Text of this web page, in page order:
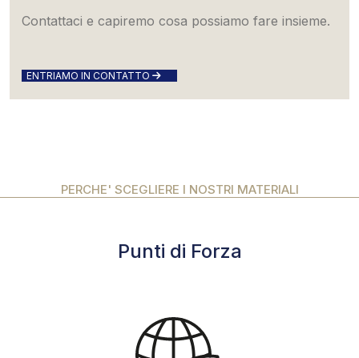
Contattaci e capiremo cosa possiamo fare insieme.
ENTRIAMO IN CONTATTO
PERCHE' SCEGLIERE I NOSTRI MATERIALI
Punti di Forza